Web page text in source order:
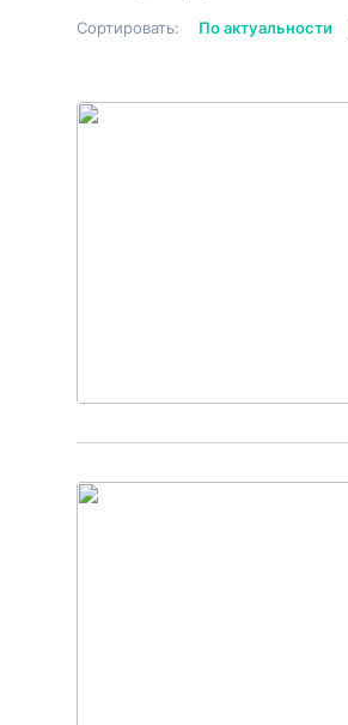
Сортировать: По актуальности